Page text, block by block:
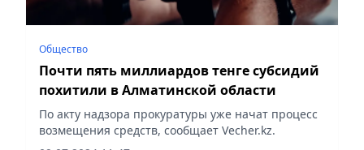
Общество
Почти пять миллиардов тенге субсидий
похитили в Алматинской области
По акту надзора прокуратуры уже начат процесс
возмещения средств, сообщает Vecher.kz.